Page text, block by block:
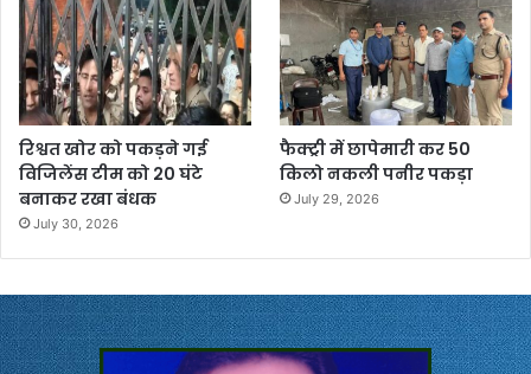
रिश्वत खोर को पकड़ने गई
विजिलेंस टीम को 20 घंटे
बनाकर रखा बंधक
July 30, 2026
फैक्ट्री में छापेमारी कर 50
किलो नकली पनीर पकड़ा
July 29, 2026